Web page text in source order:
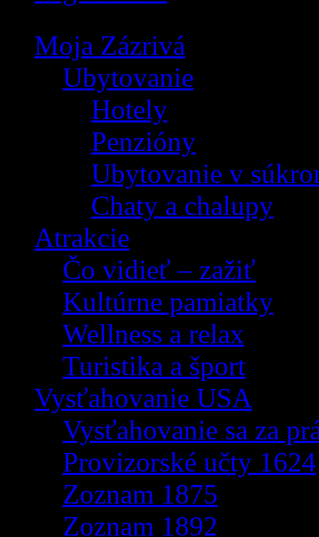
Moja Zázrivá
Ubytovanie
Hotely
Penzióny
Ubytovanie v
Chaty a chalupy
Atrakcie
Čo vidieť – zažiť
Kultúrne pamiatky
Wellness a relax
Turistika a šport
Vysťahovanie USA
Vysťahovanie sa za
Provizorské učty 1624
Zoznam 1875
Zoznam 1892